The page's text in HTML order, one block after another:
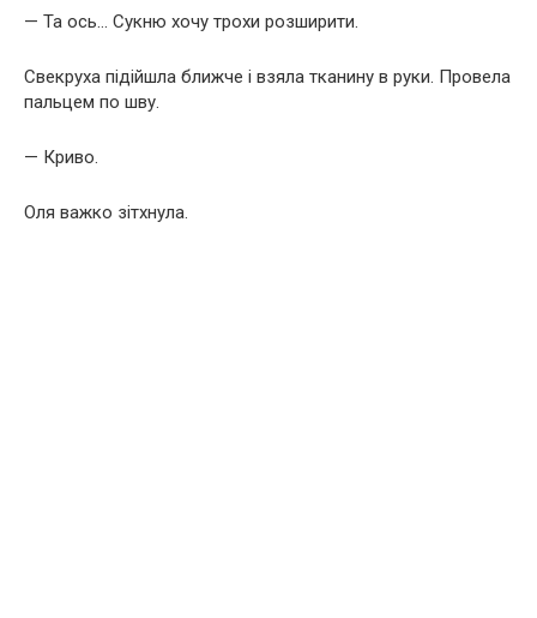
— Та ось… Сукню хочу трохи розширити.
Свекруха підійшла ближче і взяла тканину в руки. Провела
пальцем по шву.
— Криво.
Оля важко зітхнула.